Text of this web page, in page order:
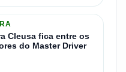
Cleusa fica entre os
do Master Driver